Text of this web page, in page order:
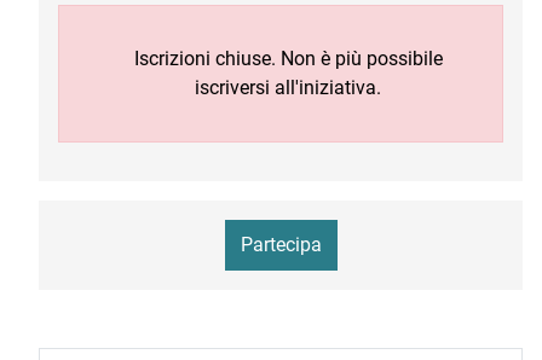
Iscrizioni chiuse. Non è più possibile
iscriversi all'iniziativa.
Partecipa